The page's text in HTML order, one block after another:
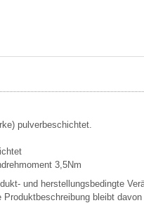
pulverbeschichtet.
3,5Nm
und herstellungsbedingte
bleibt davon